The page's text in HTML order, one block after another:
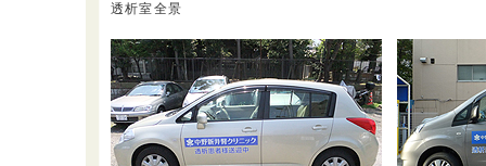
透析室全景